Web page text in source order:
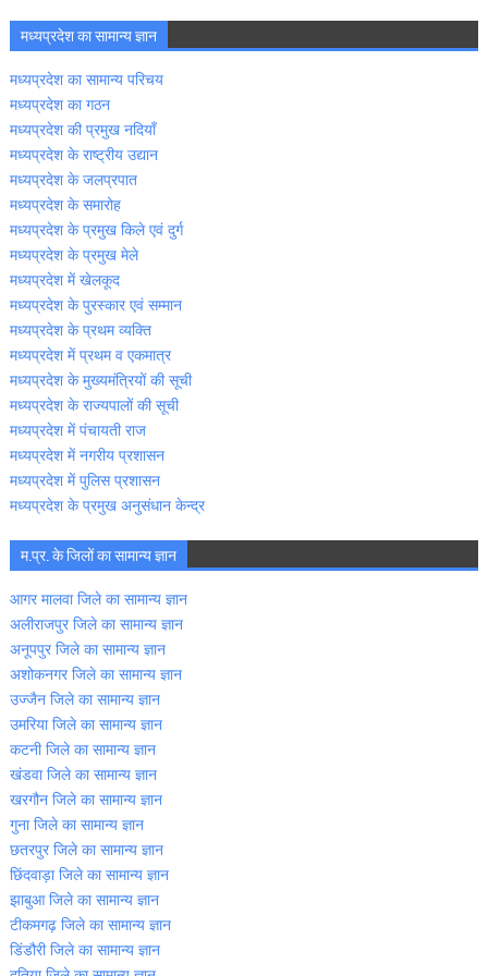
मध्‍यप्रदेश का सामान्‍य ज्ञान
मध्‍यप्रदेश का सामान्‍य परिचय
मध्‍यप्रदेश का गठन
मध्‍यप्रदेश की प्रमुख नदियॉं
मध्‍यप्रदेश के राष्‍ट्रीय उद्यान
मध्‍यप्रदेश के जलप्रपात
मध्‍यप्रदेश के समारोह
मध्‍यप्रदेश के प्रमुख किले एवं दुर्ग
मध्‍यप्रदेश के प्रमुख मेले
मध्‍यप्रदेश में खेलकूद
मध्‍यप्रदेश के पुरस्‍कार एवं सम्‍मान
मध्‍यप्रदेश के प्रथम व्‍यक्ति
मध्‍यप्रदेश में प्रथम व एकमात्र
मध्‍यप्रदेश के मुख्‍यमंत्रियों की सूची
मध्‍यप्रदेश के राज्‍यपालों की सूची
मध्‍यप्रदेश में पंचायती राज
मध्‍यप्रदेश में नगरीय प्रशासन
मध्‍यप्रदेश में पुलिस प्रशासन
मध्‍यप्रदेश के प्रमुख अनुसंधान केन्‍द्र
म.प्र. के जिलों का सामान्‍य ज्ञान
आगर मालवा जिले का सामान्‍य ज्ञान
अलीराजपुर जिले का सामान्‍य ज्ञान
अनूपपुर जिले का सामान्‍य ज्ञान
अशोकनगर जिले का सामान्‍य ज्ञान
उज्‍जैन जिले का सामान्‍य ज्ञान
उमरिया जिले का सामान्‍य ज्ञान
कटनी जिले का सामान्‍य ज्ञान
खंडवा जिले का सामान्‍य ज्ञान
खरगौन जिले का सामान्‍य ज्ञान
गुना जिले का सामान्‍य ज्ञान
छतरपुर जिले का सामान्‍य ज्ञान
छिंदवाड़ा जिले का सामान्‍य ज्ञान
झाबुआ जिले का सामान्‍य ज्ञान
टीकमगढ़ जिले का सामान्‍य ज्ञान
डिंडौरी जिले का सामान्‍य ज्ञान